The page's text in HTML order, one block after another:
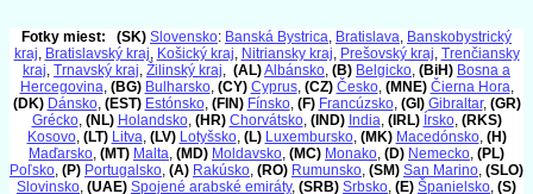
Fotky miest: (SK) Slovensko: Banská Bystrica, Bratislava, Banskobystrický
kraj, Bratislavský kraj, Košický kraj, Nitriansky kraj, Prešovský kraj, Trenčiansky
kraj, Trnavský kraj, Žilinský kraj, (AL)Albánsko, (B) Belgicko, (BiH) Bosna a
Hercegovina, (BG) Bulharsko, (CY) Cyprus, (CZ) Česko, (MNE) Čierna Hora,
(DK) Dánsko, (EST) Estónsko, (FIN) Fínsko, (F) Francúzsko, (GI) Gibraltar, (GR)
Grécko, (NL) Holandsko, (HR) Chorvátsko, (IND) India, (IRL) Írsko, (RKS)
Kosovo, (LT) Litva, (LV) Lotyšsko, (L) Luxembursko, (MK) Macedónsko, (H)
Maďarsko, (MT) Malta, (MD) Moldavsko, (MC) Monako, (D) Nemecko, (PL)
Poľsko, (P) Portugalsko, (A) Rakúsko, (RO) Rumunsko, (SM) San Marino, (SLO)
Slovinsko, (UAE) Spojené arabské emiráty, (SRB) Srbsko, (E) Španielsko, (S)